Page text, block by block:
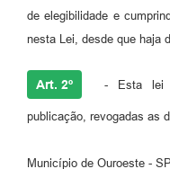
de elegibilidade e
nesta Lei, desde que haja
Art. 2º - Esta lei
publicação, revogadas as
Município de Ouroeste -